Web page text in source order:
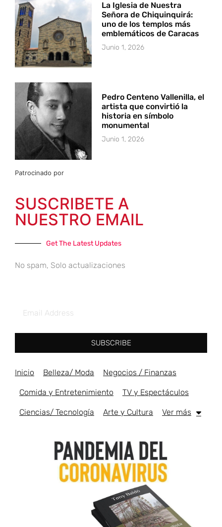
La Iglesia de Nuestra
Señora de Chiquinquirá:
uno de los templos más
emblemáticos de Caracas
Junio 1, 2026
Pedro Centeno Vallenilla, el
artista que convirtió la
historia en símbolo
monumental
Junio 1, 2026
Patrocinado por
SUSCRIBETE A
NUESTRO EMAIL
Get The Latest Updates
No spam, Solo actualizaciones
SUBSCRIBE
Inicio Belleza/ Moda Negocios / Finanzas
Comida y Entretenimiento TV y Espectáculos
Ciencias/ Tecnología Arte y Cultura Ver más